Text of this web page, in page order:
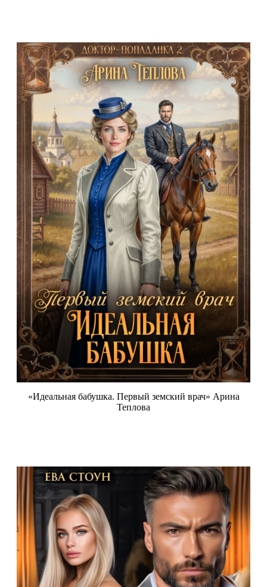
«Идеальная бабушка. Первый земский врач» Арина
Теплова